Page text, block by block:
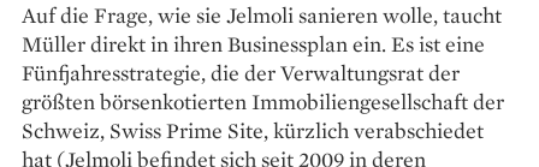
Auf die Frage, wie sie Jelmoli sanieren wolle, taucht
Müller direkt in ihren Businessplan ein. Es ist eine
Fünfjahresstrategie, die der Verwaltungsrat der
größten börsen­kotierten Immobiliengesellschaft der
Schweiz, Swiss Prime Site, kürzlich verabschiedet
hat (Jelmoli befindet sich seit 2009 in deren